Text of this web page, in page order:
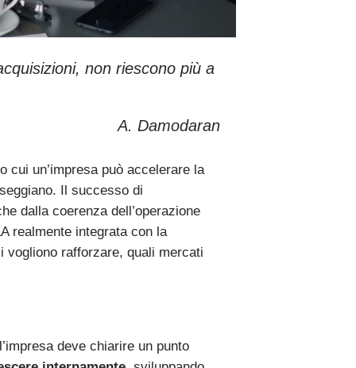
non riescono più a
A. Damodaran
cui un’impresa può accelerare la
Il successo di
dalla coerenza dell’operazione
realmente integrata con la
rafforzare, quali mercati
deve chiarire un punto